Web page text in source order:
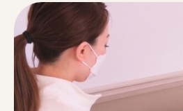
tel.
10:00～19:00（最終受付17:00）
日・月・祝